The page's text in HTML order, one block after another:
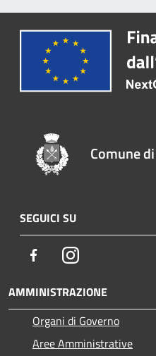
Comune
SEGUICI SU
FacebookInstagram
AMMINISTRAZIONE
Organi di Governo
Aree Amministrative